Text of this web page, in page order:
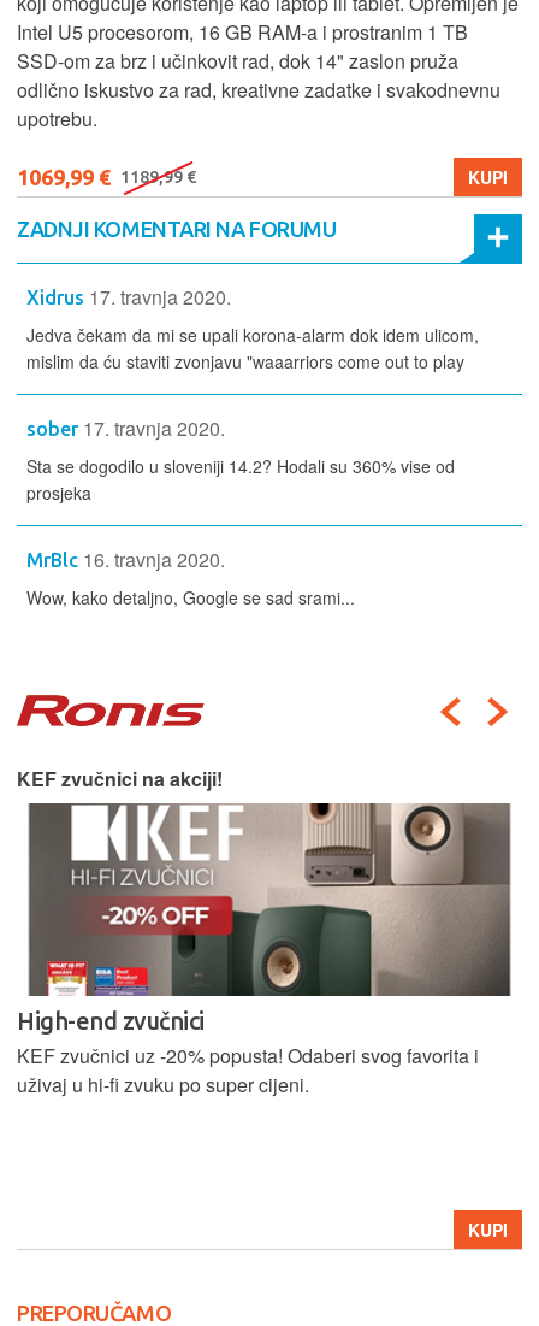
Intel U5 procesorom, 16 GB RAM-a i prostranim 1 TB
SSD‑om za brz i učinkovit rad, dok 14" zaslon pruža
odlično iskustvo za rad, kreativne zadatke i svakodnevnu
upotrebu.
1069,99 € 1189,99 € KUPI
ZADNJI KOMENTARI NA FORUMU
Xidrus 17. travnja 2020.
Jedva čekam da mi se upali korona-alarm dok idem ulicom,
mislim da ću staviti zvonjavu "waaarriors come out to play
sober 17. travnja 2020.
Sta se dogodilo u sloveniji 14.2? Hodali su 360% vise od
prosjeka
MrBlc 16. travnja 2020.
Wow, kako detaljno, Google se sad srami...
KEF zvučnici na akciji!
High-end zvučnici
KEF zvučnici uz -20% popusta! Odaberi svog favorita i
uživaj u hi-fi zvuku po super cijeni.
KUPI
PREPORUČAMO